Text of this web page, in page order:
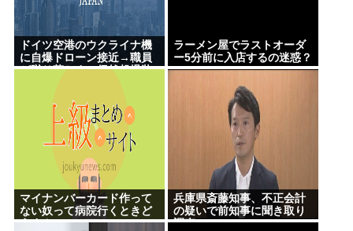
ドイツ空港のウクライナ機
に自爆ドローン接近→職員
が蹴り落とす→偶然起爆装
ラーメン屋でラストオーダ
ー5分前に入店するの迷惑？
マイナンバーカード作って
ない奴って病院行くときど
うすんの
兵庫県斎藤知事、不正会計
の疑いで前知事に聞き取り
調査へ